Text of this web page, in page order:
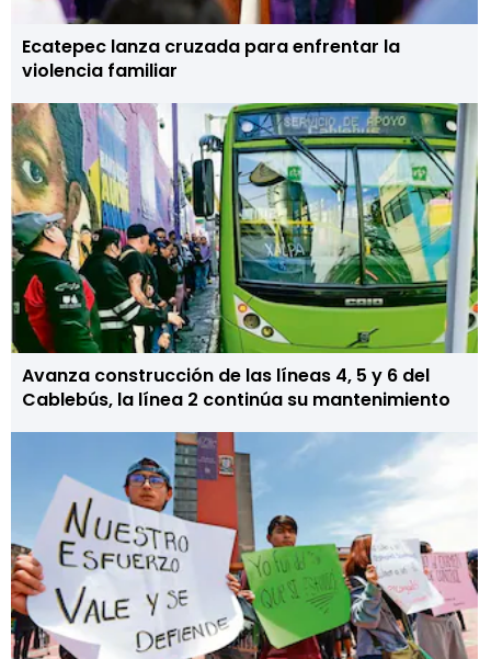
Ecatepec lanza cruzada para enfrentar la
violencia familiar
Avanza construcción de las líneas 4, 5 y 6 del
Cablebús, la línea 2 continúa su mantenimiento